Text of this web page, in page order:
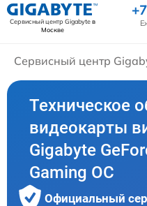
Сервисный центр Gigabyteв
Москве
Сервисный центр
Техническое
видеокарты
Gigabyte
Gaming OC
Официальный